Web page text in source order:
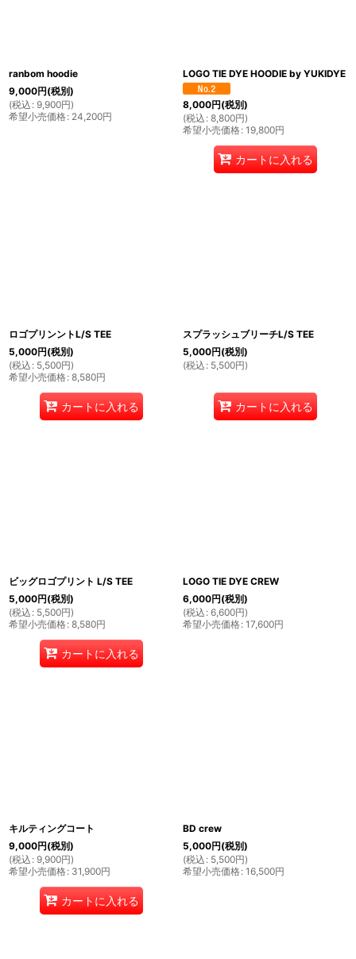
ranbom hoodie
9,000円(税別)
(税込 : 9,900円)
希望小売価格: 24,200円
LOGO TIE DYE HOODIE by YUKIDYE
8,000円(税別)
(税込 : 8,800円)
希望小売価格: 19,800円
カートに入れる
ロゴプリンントL/S TEE
5,000円(税別)
(税込 : 5,500円)
希望小売価格: 8,580円
カートに入れる
スプラッシュブリーチL/S TEE
5,000円(税別)
(税込 : 5,500円)
カートに入れる
ビッグロゴプリント L/S TEE
5,000円(税別)
(税込 : 5,500円)
希望小売価格: 8,580円
カートに入れる
LOGO TIE DYE CREW
6,000円(税別)
(税込 : 6,600円)
希望小売価格: 17,600円
キルティングコート
9,000円(税別)
(税込 : 9,900円)
希望小売価格: 31,900円
カートに入れる
BD crew
5,000円(税別)
(税込 : 5,500円)
希望小売価格: 16,500円